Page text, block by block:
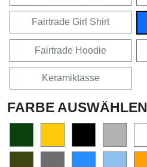
Fairtrade Girl Shirt
Fairtrade Hoodie
Keramiktasse
FARBE AUSWÄHLEN